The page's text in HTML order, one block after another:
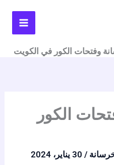
وفتحات الكور في الكويت
الكور
/ 30 يناير، 2024